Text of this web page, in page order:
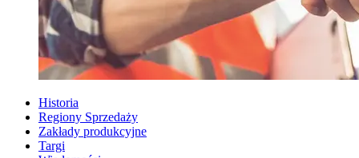
Historia
Regiony Sprzedaży
Zakłady produkcyjne
Targi